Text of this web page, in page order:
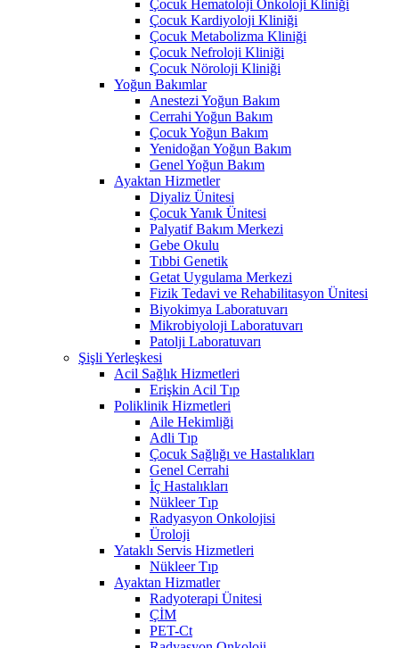
Çocuk Hematoloji Onkoloji Kliniği
Çocuk Kardiyoloji Kliniği
Çocuk Metabolizma Kliniği
Çocuk Nefroloji Kliniği
Çocuk Nöroloji Kliniği
Yoğun Bakımlar
Anestezi Yoğun Bakım
Cerrahi Yoğun Bakım
Çocuk Yoğun Bakım
Yenidoğan Yoğun Bakım
Genel Yoğun Bakım
Ayaktan Hizmetler
Diyaliz Ünitesi
Çocuk Yanık Ünitesi
Palyatif Bakım Merkezi
Gebe Okulu
Tıbbi Genetik
Getat Uygulama Merkezi
Fizik Tedavi ve Rehabilitasyon Ünitesi
Biyokimya Laboratuvarı
Mikrobiyoloji Laboratuvarı
Patolji Laboratuvarı
Şişli Yerleşkesi
Acil Sağlık Hizmetleri
Erişkin Acil Tıp
Poliklinik Hizmetleri
Aile Hekimliği
Adli Tıp
Çocuk Sağlığı ve Hastalıkları
Genel Cerrahi
İç Hastalıkları
Nükleer Tıp
Radyasyon Onkolojisi
Üroloji
Yataklı Servis Hizmetleri
Nükleer Tıp
Ayaktan Hizmatler
Radyoterapi Ünitesi
ÇİM
PET-Ct